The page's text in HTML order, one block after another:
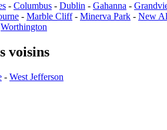
- Columbus - Dublin - Gahanna -
- Marble Cliff- Minerva Park - New
Worthington
voisins
- West Jefferson